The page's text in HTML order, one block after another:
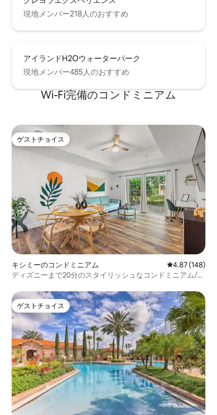
現地メンバー218人のおすすめ
アイランドH2Oウォーターパーク
現地メンバー485人のおすすめ
Wi-Fi完備のコンドミニアム
ゲストチョイス
ゲストチョイス
キシミーのコンドミニアム レビュー148
4.87 (148)
ディズニーまで20分のスタイリッシュなコンドミニアム/キ
ゲストチョイス
ゲストチョイス